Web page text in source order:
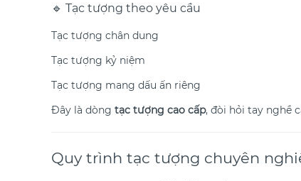
🔹 Tạc tượng theo yêu cầu
Tạc tượng chân dung
Tạc tượng kỷ niệm
Tạc tượng mang dấu ấn riêng
Đây là dòng tạc tượng cao cấp, đòi hỏi tay nghề
Quy trình tạc tượng chuyên